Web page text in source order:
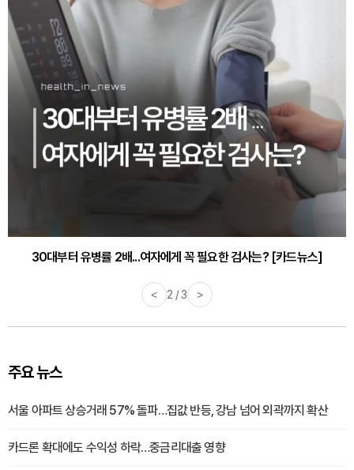
감기·독감 예방하고 면역력 높이는 4가지 영양제 [카드뉴스]
< 3 / 3 >
주요 뉴스
서울 아파트 상승거래 57% 돌파…집값 반등, 강남 넘어 외곽까지 확산
카드론 확대에도 수익성 하락…중금리대출 영향